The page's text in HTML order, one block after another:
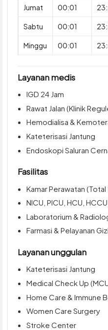
Jumat 00:01
Sabtu 00:01
Minggu 00:01
Layanan medis
IGD 24 Jam
Rawat Jalan (Klinik
Hemodialisa &
Kateterisasi Jantung
Endoskopi Saluran
Fasilitas
Kamar Perawatan (Total
NICU, PICU, HCU,
Laboratorium &
Farmasi & Pelayanan
Layanan unggulan
Kateterisasi Jantung
Medical Check Up
Home Care & Immune
Women Care Surgery
Stroke Center